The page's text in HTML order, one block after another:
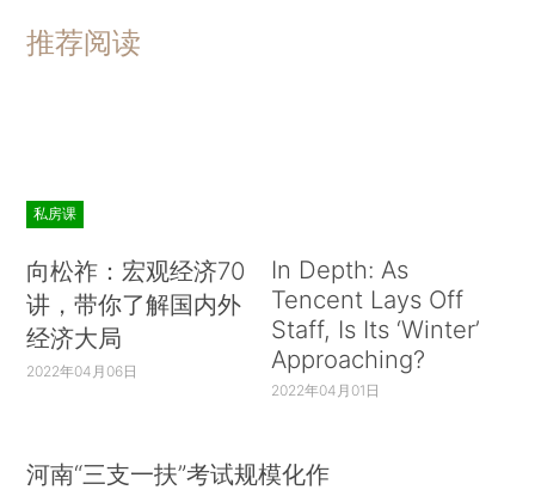
推荐阅读
私房课
向松祚：宏观经济70
讲，带你了解国内外
经济大局
2022年04月06日
In Depth: As
Tencent Lays Off
Staff, Is Its ‘Winter’
Approaching?
2022年04月01日
河南“三支一扶”考试规模化作